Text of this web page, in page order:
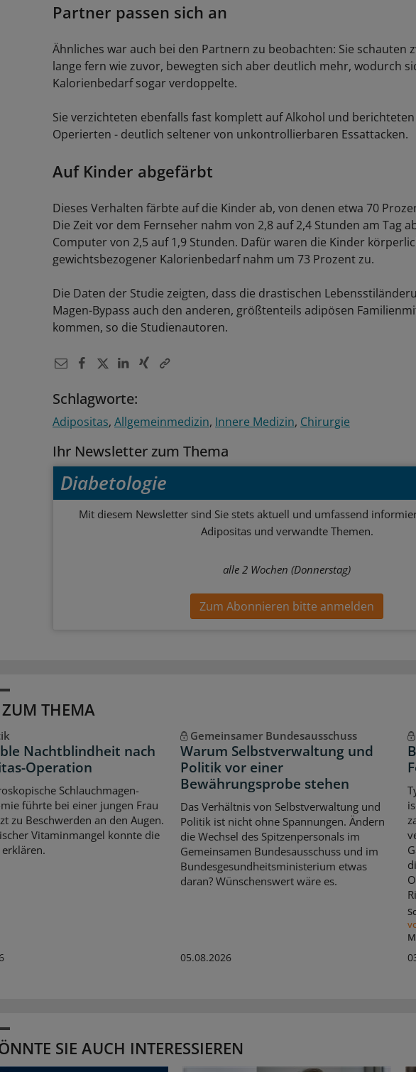
Partner passen sich an
Ähnliches war auch bei den Partnern zu beobachten: Sie schauten
lange fern wie zuvor, bewegten sich aber deutlich mehr, wodurch
Kalorienbedarf sogar verdoppelte.
Sie verzichteten ebenfalls fast komplett auf Alkohol und berichteten
Operierten - deutlich seltener von unkontrollierbaren Essattacken.
Auf Kinder abgefärbt
Dieses Verhalten färbte auf die Kinder ab, von denen etwa 70
Die Zeit vor dem Fernseher nahm von 2,8 auf 2,4 Stunden am Tag
Computer von 2,5 auf 1,9 Stunden. Dafür waren die Kinder
gewichtsbezogener Kalorienbedarf nahm um 73 Prozent zu.
Die Daten der Studie zeigten, dass die drastischen
Magen-Bypass auch den anderen, größtenteils adipösen
kommen, so die Studienautoren.
Schlagworte:
Adipositas Allgemeinmedizin Innere Medizin Chirurgie
Ihr Newsletter zum Thema
Diabetologie
Mit diesem Newsletter sind Sie stets aktuell und umfassend
Adipositas und verwandte Themen.
alle 2 Wochen (Donnerstag)
Zum Abonnieren bitte anmelden
THEMA
Nachtblindheit nach
Operation
Schlauchmagen-
führte bei einer jungen Frau
zu Beschwerden an den Augen.
Vitaminmangel konnte die
Gemeinsamer Bundesausschuss
Warum Selbstverwaltung und
Politik vor einer
Bewährungsprobe stehen
Das Verhältnis von Selbstverwaltung und
Politik ist nicht ohne Spannungen. Ändern
die Wechsel des Spitzenpersonals im
Gemeinsamen Bundesausschuss und im
Bundesgesundheitsministerium etwas
daran? Wünschenswert wäre es.
05.08.2026
SIE AUCH INTERESSIEREN